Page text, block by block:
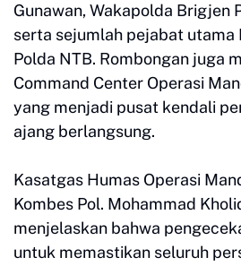
Gunawan, Wakapolda Brigjen
serta sejumlah pejabat utama
Polda NTB. Rombongan juga
Command Center Operasi
yang menjadi pusat kendali
ajang berlangsung.
Kasatgas Humas Operasi
Kombes Pol. Mohammad
menjelaskan bahwa
untuk memastikan seluruh